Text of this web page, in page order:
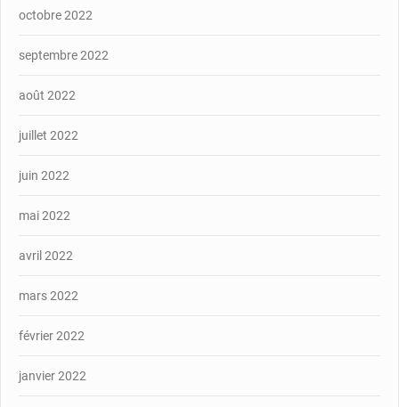
octobre 2022
septembre 2022
août 2022
juillet 2022
juin 2022
mai 2022
avril 2022
mars 2022
février 2022
janvier 2022